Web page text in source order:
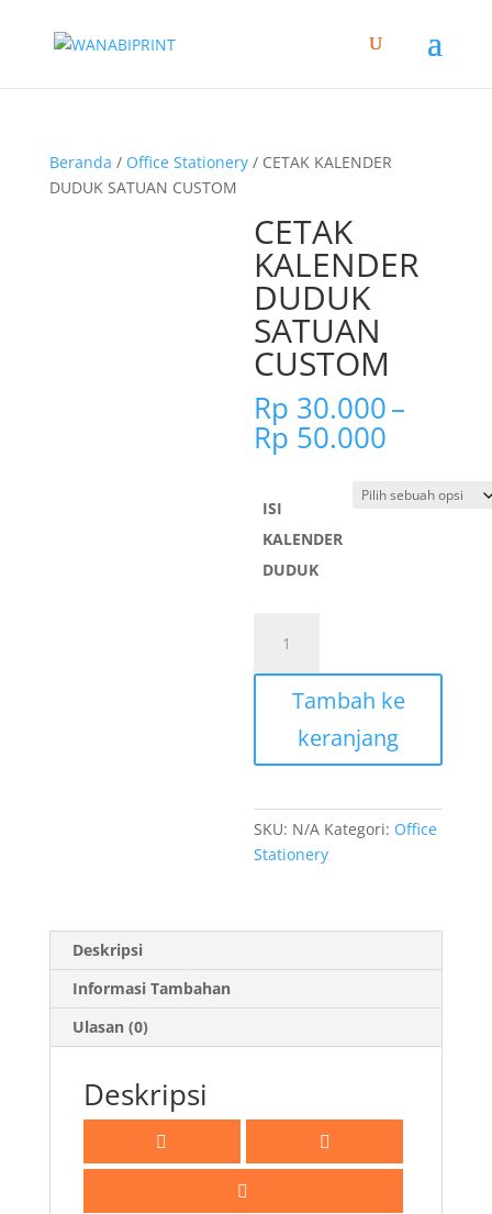
Beranda / Office Stationery/ CETAK KALENDER
DUDUK SATUAN CUSTOM
CETAK
KALENDER
DUDUK
SATUAN
CUSTOM
Rp 30.000–
Rp 50.000
Rp
hingga
ISI
KALENDER
DUDUK
CETAK
KALENDER
DUDUK
SATUAN
CUSTOM
Tambah ke
keranjang
SKU: N/A Kategori: Office
Stationery
Deskripsi
Informasi Tambahan
Ulasan (0)
Deskripsi